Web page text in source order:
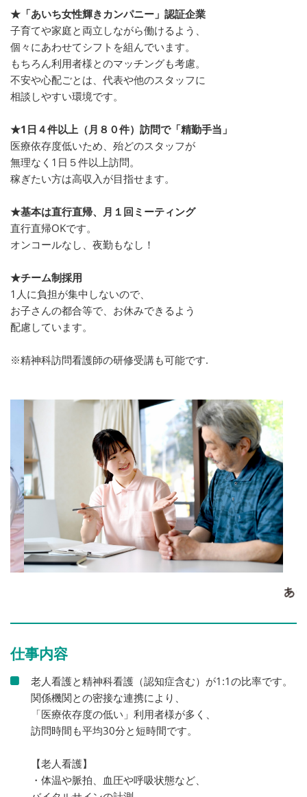
★「あいち女性輝きカンパニー」認証企業
子育てや家庭と両立しながら働けるよう、
個々にあわせてシフトを組んでいます。
もちろん利用者様とのマッチングも考慮。
不安や心配ごとは、代表や他のスタッフに
相談しやすい環境です。
★1日４件以上（月８０件）訪問で「精勤手当」
医療依存度低いため、殆どのスタッフが
無理なく1日５件以上訪問。
稼ぎたい方は高収入が目指せます。
★基本は直行直帰、月１回ミーティング
直行直帰OKです。
オンコールなし、夜勤もなし！
★チーム制採用
1人に負担が集中しないので、
お子さんの都合等で、お休みできるよう
配慮しています。
※精神科訪問看護師の研修受講も可能です.
仕事内容
老人看護と精神科看護（認知症含む）が1:1の比率です。
関係機関との密接な連携により、
「医療依存度の低い」利用者様が多く、
訪問時間も平均30分と短時間です。
【老人看護】
・体温や脈拍、血圧や呼吸状態など、